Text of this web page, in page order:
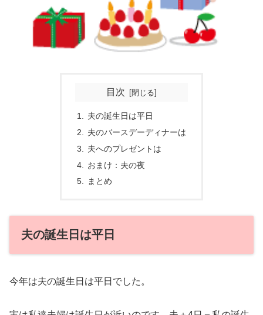
目次
夫の誕生日は平日
夫のバースデーディナーは
夫へのプレゼントは
おまけ：夫の夜
まとめ
夫の誕生日は平日
今年は夫の誕生日は平日でした。